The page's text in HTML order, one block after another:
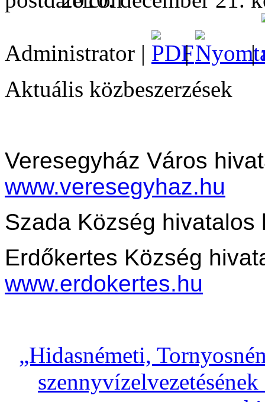
Administrator | |
|
Aktuális közbeszerzések
Veresegyház Város
www.veresegyhaz.hu
Szada Község
Erdőkertes Község
www.erdokertes.hu
„Hidasnémeti,